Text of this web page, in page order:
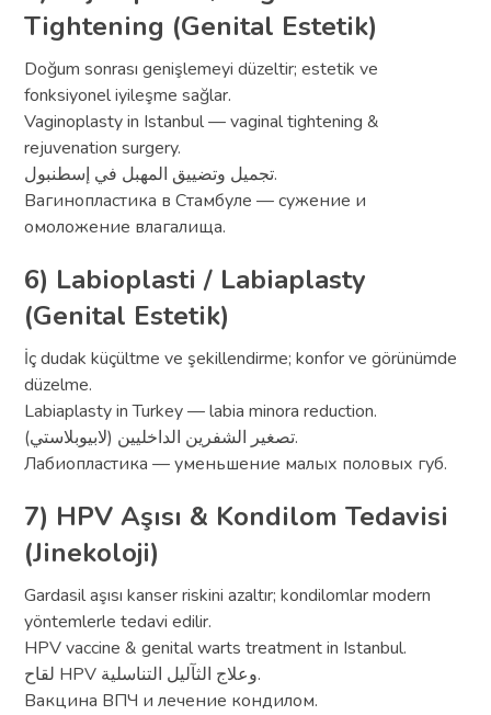
Tightening (Genital Estetik)
Doğum sonrası genişlemeyi düzeltir; estetik ve
fonksiyonel iyileşme sağlar.
Vaginoplasty in Istanbul — vaginal tightening &
rejuvenation surgery.
تجميل وتضييق المهبل في إسطنبول.
Вагинопластика в Стамбуле — сужение и
омоложение влагалища.
6) Labioplasti / Labiaplasty
(Genital Estetik)
İç dudak küçültme ve şekillendirme; konfor ve görünümde
düzelme.
Labiaplasty in Turkey — labia minora reduction.
تصغير الشفرين الداخليين (لابيوبلاستي).
Лабиопластика — уменьшение малых половых губ.
7) HPV Aşısı & Kondilom Tedavisi
(Jinekoloji)
Gardasil aşısı kanser riskini azaltır; kondilomlar modern
yöntemlerle tedavi edilir.
HPV vaccine & genital warts treatment in Istanbul.
لقاح HPV وعلاج الثآليل التناسلية.
Вакцина ВПЧ и лечение кондилом.